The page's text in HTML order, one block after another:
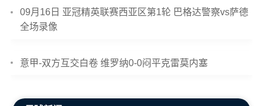
09月16日 亚冠精英联赛西亚区第1轮 巴格达警察vs萨德
全场录像
意甲-双方互交白卷 维罗纳0-0闷平克雷莫内塞